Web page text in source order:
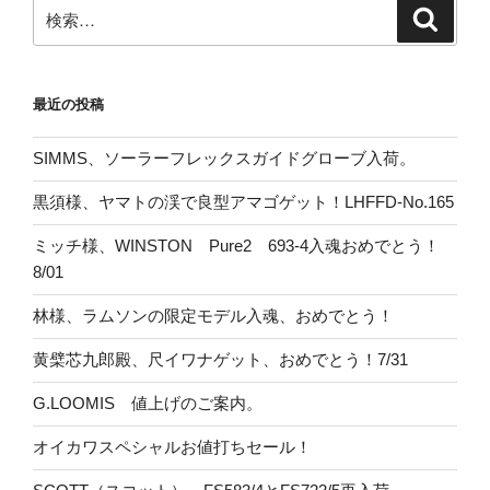
索:
最近の投稿
SIMMS、ソーラーフレックスガイドグローブ入荷。
黒須様、ヤマトの渓で良型アマゴゲット！LHFFD-No.165
ミッチ様、WINSTON Pure2 693-4入魂おめでとう！
8/01
林様、ラムソンの限定モデル入魂、おめでとう！
黄檗芯九郎殿、尺イワナゲット、おめでとう！7/31
G.LOOMIS 値上げのご案内。
オイカワスペシャルお値打ちセール！